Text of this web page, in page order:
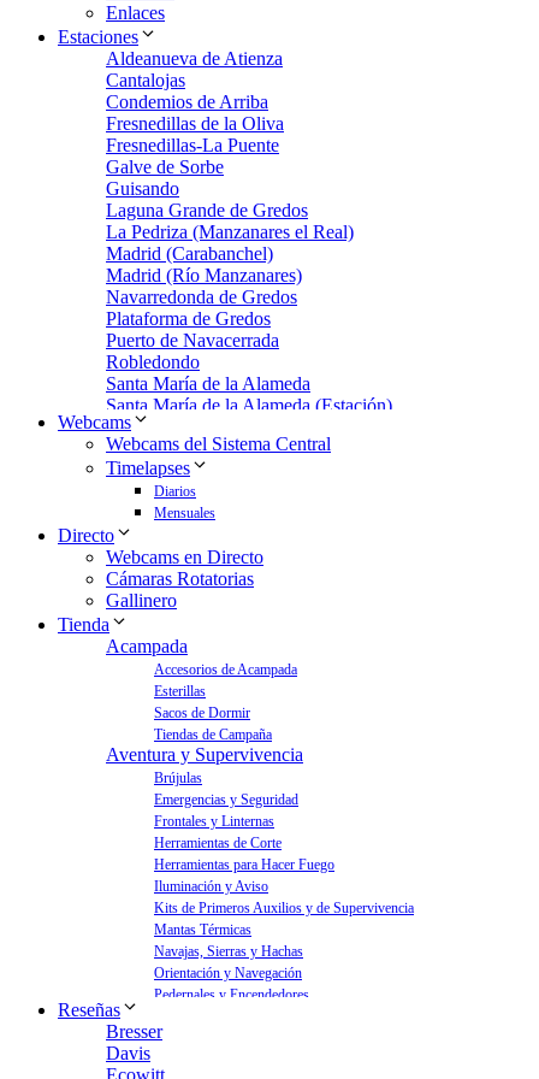
Enlaces
Estaciones
Aldeanueva de Atienza
Cantalojas
Condemios de Arriba
Fresnedillas de la Oliva
Fresnedillas-La Puente
Galve de Sorbe
Guisando
Laguna Grande de Gredos
La Pedriza (Manzanares el Real)
Madrid (Carabanchel)
Madrid (Río Manzanares)
Navarredonda de Gredos
Plataforma de Gredos
Puerto de Navacerrada
Robledondo
Santa María de la Alameda
Santa María de la Alameda (Estación)
Zarzalejo
Zarzalejo Estación
Zarzalejo-Machotas
Webcams
Webcams del Sistema Central
Timelapses
Diarios
Mensuales
Directo
Webcams en Directo
Cámaras Rotatorias
Gallinero
Tienda
Acampada
Accesorios de Acampada
Esterillas
Sacos de Dormir
Tiendas de Campaña
Aventura y Supervivencia
Brújulas
Emergencias y Seguridad
Frontales y Linternas
Herramientas de Corte
Herramientas para Hacer Fuego
Iluminación y Aviso
Kits de Primeros Auxilios y de Supervivencia
Mantas Térmicas
Navajas, Sierras y Hachas
Orientación y Navegación
Pedernales y Encendedores
Aves y Jardín
Bebederos para Aves
Reseñas
Bresser
Davis
Ecowitt